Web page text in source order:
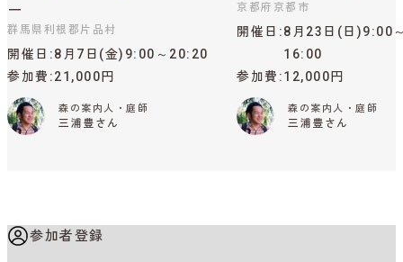
ー
群馬県利根郡片品村
開催日
8月7日(金)9:00～20:20
参加費 21,000円
森の案内人・庭師
三浦豊さん
京都府京都市
開催日
8月23日(日)9:00
16:00
参加費 12,000円
森の案内人・庭師
三浦豊さん
参加者登録